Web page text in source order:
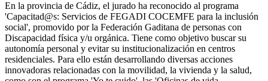
En la provincia de Cádiz, el jurado ha reconocido al programa
'Capacitad@s: Servicios de FEGADI COCEMFE para la inclusión
social', promovido por la Federación Gaditana de personas con
Discapacidad física y/u orgánica. Tiene como objetivo buscar su
autonomía personal y evitar su institucionalización en centros
residenciales. Para ello están desarrollando diversas acciones
innovadoras relacionadas con la movilidad, la vivienda y la salud,